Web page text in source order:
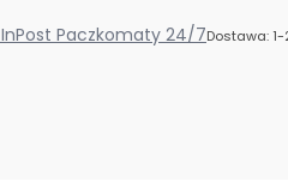
- InPost Paczkomaty 24/7Dostawa: